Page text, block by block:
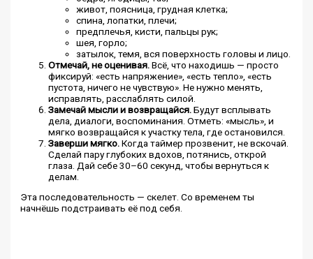
живот, поясница, грудная клетка;
спина, лопатки, плечи;
предплечья, кисти, пальцы рук;
шея, горло;
затылок, темя, вся поверхность головы и лицо.
Отмечай, не оценивая.Всё, что находишь — просто
фиксируй: «есть напряжение», «есть тепло», «есть
пустота, ничего не чувствую». Не нужно менять,
исправлять, расслаблять силой.
Замечай мысли и возвращайся.Будут всплывать
дела, диалоги, воспоминания. Отметь: «мысль», и
мягко возвращайся к участку тела, где остановился.
Заверши мягко.Когда таймер прозвенит, не вскочай.
Сделай пару глубоких вдохов, потянись, открой
глаза. Дай себе 30–60 секунд, чтобы вернуться к
делам.
Эта последовательность — скелет. Со временем ты
начнёшь подстраивать её под себя.